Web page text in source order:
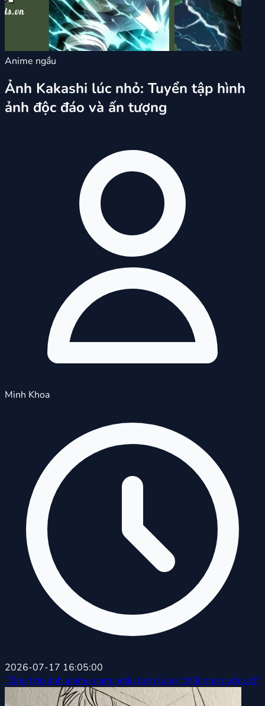
Anime ngầu
Ảnh Kakashi lúc nhỏ: Tuyển tập hình
ảnh độc đáo và ấn tượng
Minh Khoa
2026-07-17 16:05:00
Tổng hợp ảnh anime nam ngầu lạnh lùng "chất như nước cất"